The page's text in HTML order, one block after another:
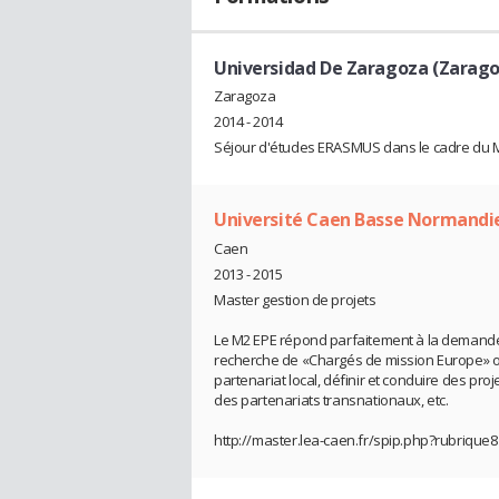
Universidad De Zaragoza
Zaragoza
2014 - 2014
Séjour d'études ERASMUS dans le cadre
Université Caen Basse
Caen
2013 - 2015
Master gestion de projets
Le M2 EPE répond parfaitement à la
recherche de «Chargés de mission
partenariat local, définir et conduire des
des partenariats transnationaux, etc.
http://master.lea-caen.fr/